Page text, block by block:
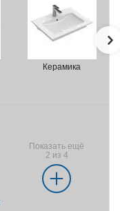
Керамика
Показать ещё
2 из 4